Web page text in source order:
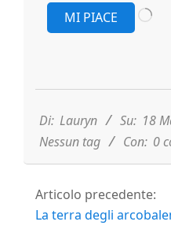
MI PIACE
18
Di: Lauryn Su: 18
Nessun tag
Con: 0
Articolo precedente:
La terra degli